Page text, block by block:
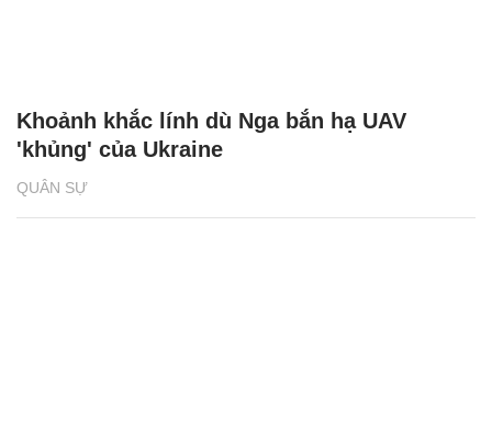
QUÂN SỰ
Khoảnh khắc lính dù Nga bắn hạ UAV
'khủng' của Ukraine